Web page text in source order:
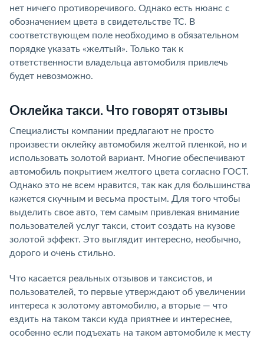
нет ничего противоречивого. Однако есть нюанс с
обозначением цвета в свидетельстве ТС. В
соответствующем поле необходимо в обязательном
порядке указать «желтый». Только так к
ответственности владельца автомобиля привлечь
будет невозможно.
Оклейка такси. Что говорят отзывы
Специалисты компании предлагают не просто
произвести оклейку автомобиля желтой пленкой, но и
использовать золотой вариант. Многие обеспечивают
автомобиль покрытием желтого цвета согласно ГОСТ.
Однако это не всем нравится, так как для большинства
кажется скучным и весьма простым. Для того чтобы
выделить свое авто, тем самым привлекая внимание
пользователей услуг такси, стоит создать на кузове
золотой эффект. Это выглядит интересно, необычно,
дорого и очень стильно.
Что касается реальных отзывов и таксистов, и
пользователей, то первые утверждают об увеличении
интереса к золотому автомобилю, а вторые — что
ездить на таком такси куда приятнее и интереснее,
особенно если подъехать на таком автомобиле к месту